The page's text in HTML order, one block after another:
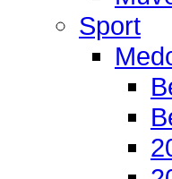
Sport